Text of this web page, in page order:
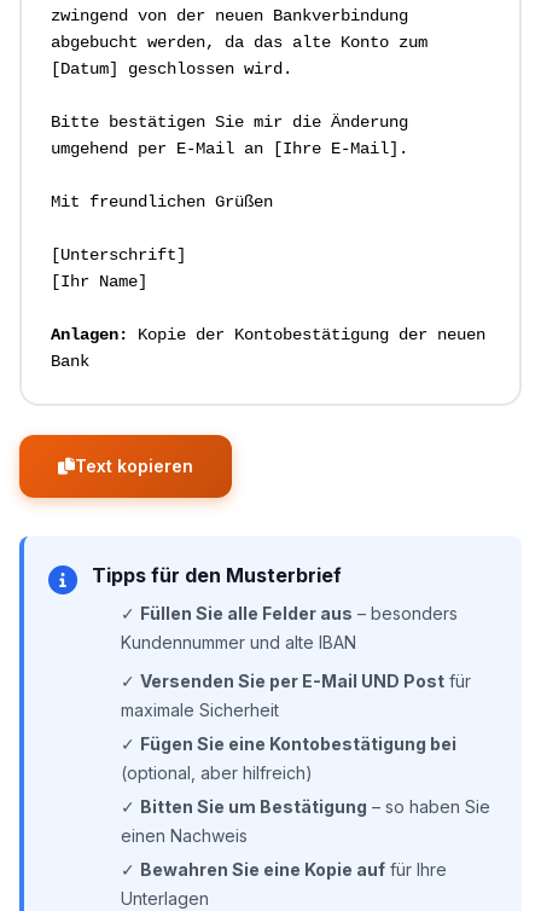
zwingend von der neuen Bankverbindung
abgebucht werden, da das alte Konto zum
[Datum] geschlossen wird.
Bitte bestätigen Sie mir die Änderung
umgehend per E-Mail an [Ihre E-Mail].
Mit freundlichen Grüßen
[Unterschrift]
[Ihr Name]
Anlagen:
Kopie der Kontobestätigung der neuen
Text kopieren
Tipps für den Musterbrief
✓ Füllen Sie alle Felder aus – besonders
Kundennummer und alte IBAN
✓ Versenden Sie per E-Mail UND Post für
maximale Sicherheit
✓ Fügen Sie eine Kontobestätigung bei
(optional, aber hilfreich)
✓ Bitten Sie um Bestätigung – so haben Sie
einen Nachweis
✓ Bewahren Sie eine Kopie auf für Ihre
Unterlagen